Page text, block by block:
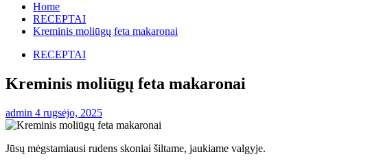
Home
RECEPTAI
Kreminis moliūgų feta makaronai
RECEPTAI
Kreminis moliūgų feta makaronai
admin 4 rugsėjo, 2025
Jūsų mėgstamiausi rudens skoniai šiltame, jaukiame valgyje.